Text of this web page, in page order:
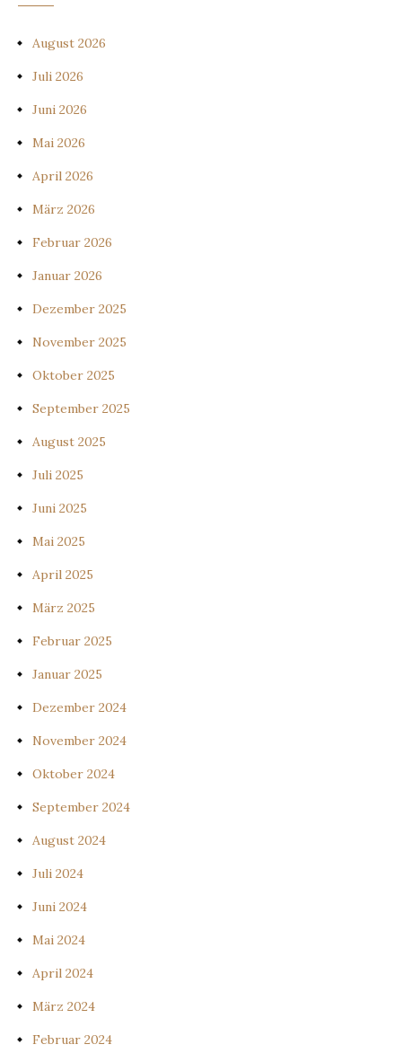
August 2026
Juli 2026
Juni 2026
Mai 2026
April 2026
März 2026
Februar 2026
Januar 2026
Dezember 2025
November 2025
Oktober 2025
September 2025
August 2025
Juli 2025
Juni 2025
Mai 2025
April 2025
März 2025
Februar 2025
Januar 2025
Dezember 2024
November 2024
Oktober 2024
September 2024
August 2024
Juli 2024
Juni 2024
Mai 2024
April 2024
März 2024
Februar 2024